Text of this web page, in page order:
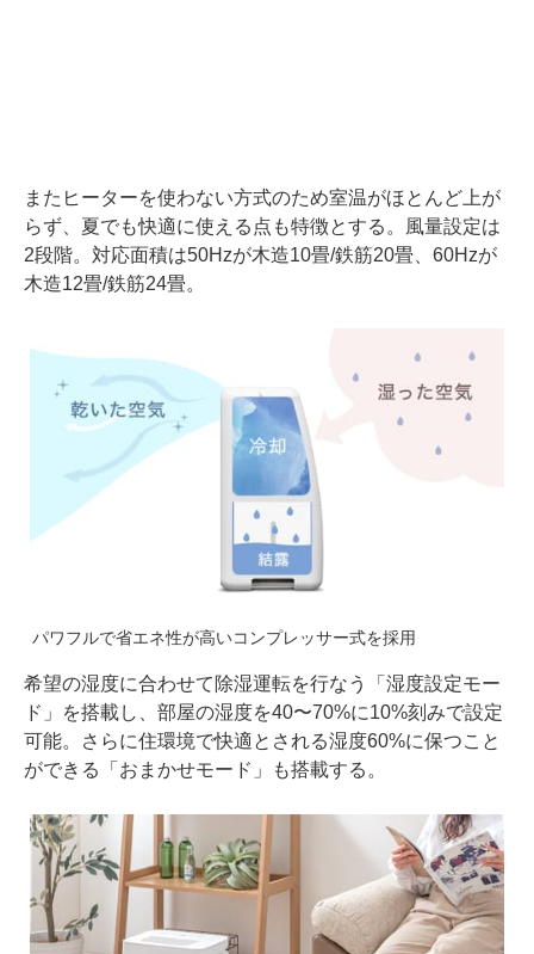
またヒーターを使わない方式のため室温がほとんど上が
らず、夏でも快適に使える点も特徴とする。風量設定は
2段階。対応面積は50Hzが木造10畳/鉄筋20畳、60Hzが
木造12畳/鉄筋24畳。
パワフルで省エネ性が高いコンプレッサー式を採用
希望の湿度に合わせて除湿運転を行なう「湿度設定モー
ド」を搭載し、部屋の湿度を40〜70%に10%刻みで設定
可能。さらに住環境で快適とされる湿度60%に保つこと
ができる「おまかせモード」も搭載する。